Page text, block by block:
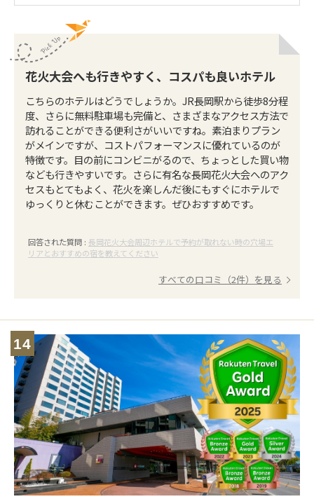
花火大会へも行きやすく、コスパも良いホテル
こちらのホテルはどうでしょうか。JR長岡駅から徒歩8分程
度、さらに無料駐車場も完備と、さまざまなアクセス方法で
訪れることができる便利さがいいですね。素泊まりプラン
がメインですが、コストパフォーマンスに優れているのが
特徴です。目の前にコンビニがるので、ちょっとした買い物
なども行きやすいです。さらに有名な長岡花火大会へのアク
セスもとてもよく、花火を楽しんだ後にもすぐにホテルで
ゆっくりと休むことができます。ぜひおすすめです。
回答された質問 : 長岡花火大会周辺ホテルで予約が取れない時の穴場エ
リアとおすすめの宿を教えてください
すべての口コミ（2件）を見る
14